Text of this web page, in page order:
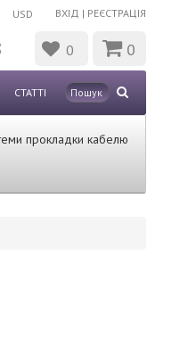
ВХІД | РЕЄСТРАЦІЯ
USD
0 0
СТАТТІ
прокладки кабелю